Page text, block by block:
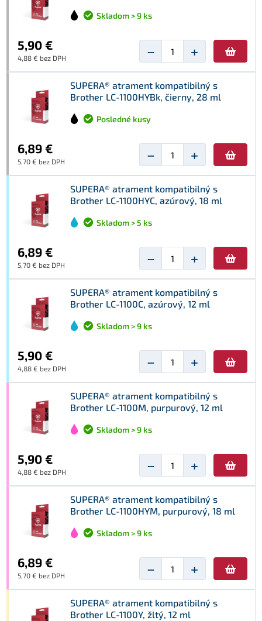
Skladom > 9 ks
5,90 €
4,88 € bez DPH − +
SUPERA® atrament kompatibilný s
Brother LC-1100HYBk, čierny, 28 ml
Posledné kusy
6,89 €
5,70 € bez DPH − +
SUPERA® atrament kompatibilný s
Brother LC-1100HYC, azúrový, 18 ml
Skladom > 5 ks
6,89 €
5,70 € bez DPH − +
SUPERA® atrament kompatibilný s
Brother LC-1100C, azúrový, 12 ml
Skladom > 9 ks
5,90 €
4,88 € bez DPH − +
SUPERA® atrament kompatibilný s
Brother LC-1100M, purpurový, 12 ml
Skladom > 9 ks
5,90 €
4,88 € bez DPH − +
SUPERA® atrament kompatibilný s
Brother LC-1100HYM, purpurový, 18 ml
Skladom > 9 ks
6,89 €
5,70 € bez DPH − +
SUPERA® atrament kompatibilný s
Brother LC-1100Y, žltý, 12 ml